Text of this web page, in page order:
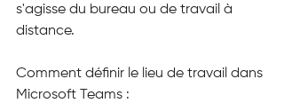
s'agisse du bureau ou de travail à
distance.
Comment définir le lieu de travail dans
Microsoft Teams :